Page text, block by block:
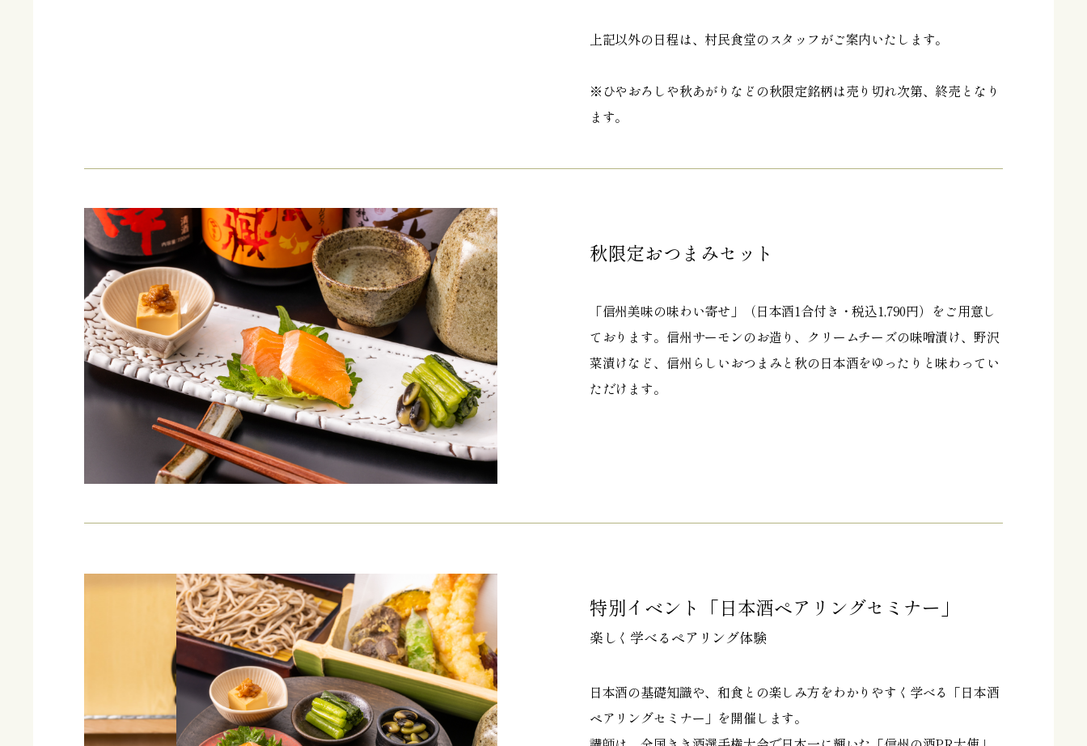
上記以外の日程は、村民食堂のスタッフがご案内いたします。
※ひやおろしや秋あがりなどの秋限定銘柄は売り切れ次第、終売となり
ます。
秋限定おつまみセット
「信州美味の味わい寄せ」（日本酒1合付き・税込1,790円）をご用意し
ております。信州サーモンのお造り、クリームチーズの味噌漬け、野沢
菜漬けなど、信州らしいおつまみと秋の日本酒をゆったりと味わってい
ただけます。
特別イベント「日本酒ペアリングセミナー」
楽しく学べるペアリング体験
日本酒の基礎知識や、和食との楽しみ方をわかりやすく学べる「日本酒
ペアリングセミナー」を開催します。